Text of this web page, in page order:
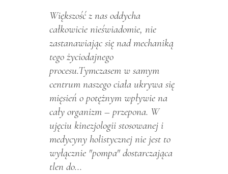
Większość z nas oddycha
całkowicie nieświadomie, nie
zastanawiając się nad mechaniką
tego życiodajnego
procesu.Tymczasem w samym
centrum naszego ciała ukrywa się
mięsień o potężnym wpływie na
cały organizm – przepona. W
ujęciu kinezjologii stosowanej i
medycyny holistycznej nie jest to
wyłącznie "pompa" dostarczająca
tlen do...